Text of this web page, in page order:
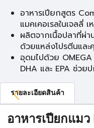
อาหารเปียกสูตร
แมคเคอเรลในเจลลี่
ผลิตจากเนื้อปลาที่ผ่
ด้วยแหล่งโปรตีนแล
อุดมไปด้วย
DHA และ EPA ช่วย
รายละเอียดสินค้า
อาหารเปียกแมว